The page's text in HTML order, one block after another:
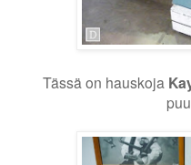
Tässä on hauskoja